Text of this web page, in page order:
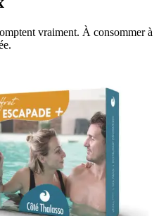
vraiment. À consommer à